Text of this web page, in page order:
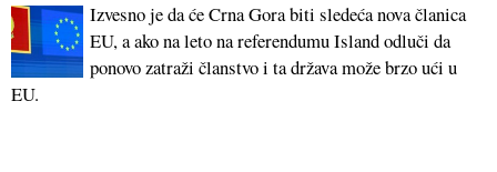
Izvesno je da će Crna Gora biti sledeća nova članica
EU, a ako na leto na referendumu Island odluči da
ponovo zatraži članstvo i ta država može brzo ući u
EU.